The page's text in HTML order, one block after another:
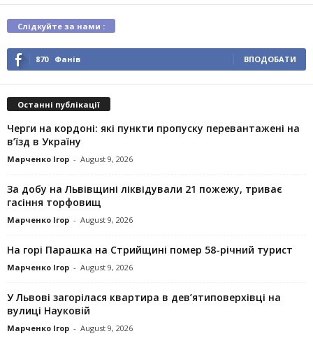
Слідкуйте за нами :
870 Фанів ВПОДОБАТИ
Останні публікації
Черги на кордоні: які пункти пропуску перевантажені на
в’їзд в Україну
Марченко Ігор - August 9, 2026
За добу на Львівщині ліквідували 21 пожежу, триває
гасіння торфовищ
Марченко Ігор - August 9, 2026
На горі Парашка на Стрийщині помер 58-річний турист
Марченко Ігор - August 9, 2026
У Львові загорілася квартира в дев’ятиповерхівці на
вулиці Науковій
Марченко Ігор - August 9, 2026